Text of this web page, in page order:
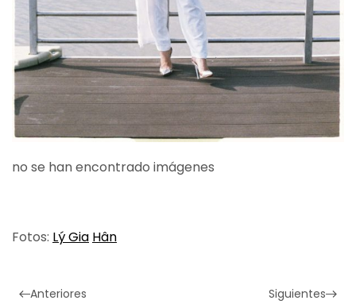
no se han encontrado imágenes
Fotos: Lý Gia Hân
Anteriores Siguientes